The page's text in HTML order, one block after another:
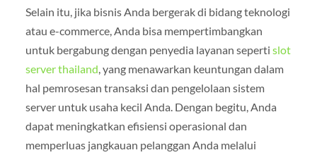
Selain itu, jika bisnis Anda bergerak di bidang teknologi
atau e-commerce, Anda bisa mempertimbangkan
untuk bergabung dengan penyedia layanan seperti slot
server thailand , yang menawarkan keuntungan dalam
hal pemrosesan transaksi dan pengelolaan sistem
server untuk usaha kecil Anda. Dengan begitu, Anda
dapat meningkatkan efisiensi operasional dan
memperluas jangkauan pelanggan Anda melalui